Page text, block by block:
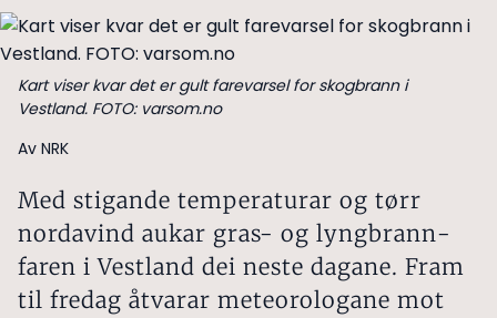
Kart viser kvar det er gult farevarsel for skogbrann i
Vestland. FOTO: varsom.no
Av NRK
Med stigande temperaturar og tørr
norda­vind aukar gras- og lyng­brann­
faren i Vest­land dei neste dagane. Fram
til fredag åtvarar meteoro­logane mot